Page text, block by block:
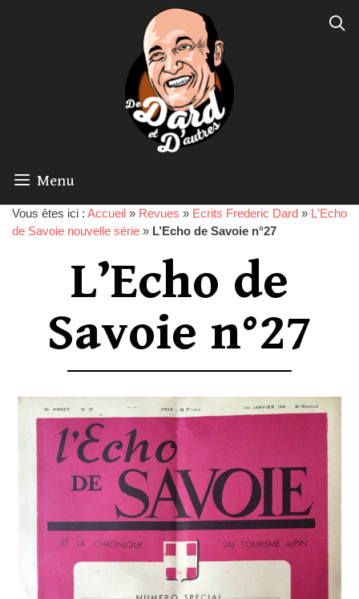
Menu
Vous êtes ici : Accueil » Revues » Ecrits Frederic Dard » L'Echo
de Savoie nouvelle série » L’Echo de Savoie n°27
L’Echo de
Savoie n°27